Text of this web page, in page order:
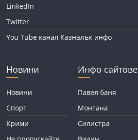
LinkedIn
Twitter
You Tube канал Казналък инфо
Новини
Новини
Спорт
Крими
Инфо сайтове
Павел баня
Монтана
Силистра